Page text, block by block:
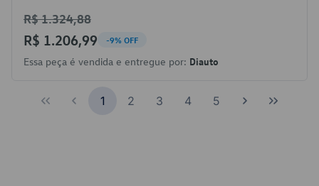
R$ 1.324,88
R$ 1.206,99 -9% OFF
Essa peça é vendida e entregue por: Diauto
1 2 3 4 5